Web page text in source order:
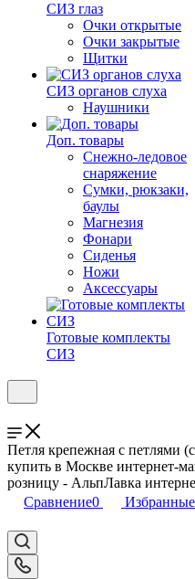
СИЗ глаз
Очки открытые
Очки закрытые
Щитки
СИЗ органов слуха
Наушники
Доп. товары
Снежно-ледовое
снаряжение
Сумки, рюкзаки,
баулы
Магнезия
Фонари
Сиденья
Ножи
Аксессуары
Готовые комплекты
СИЗ
Петля крепежная с петлями
купить в Москве интернет-
розницу - АльпЛавка
Сравнение0